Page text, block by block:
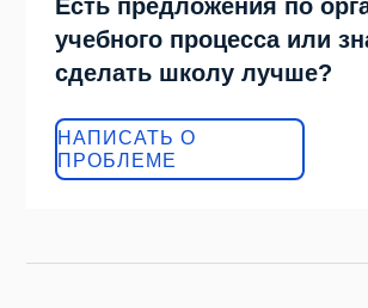
Есть предложения по
учебного процесса или
сделать школу лучше?
НАПИСАТЬ О
ПРОБЛЕМЕ